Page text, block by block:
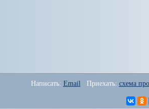
Написать: Email
   Приехать:
схема